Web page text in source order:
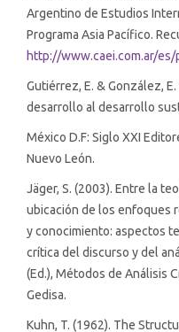
Argentino de Estudios
Programa Asia Pacífico.
http://www.caei.com.ar/es/
Gutiérrez, E. & González,
desarrollo al desarrollo
México D.F: Siglo XXI
Nuevo León.
Jäger, S. (2003). Entre la
ubicación de los enfoques
y conocimiento: aspectos
crítica del discurso y del
(Ed.), Métodos de Análisis
Gedisa.
Kuhn, T. (1962). The